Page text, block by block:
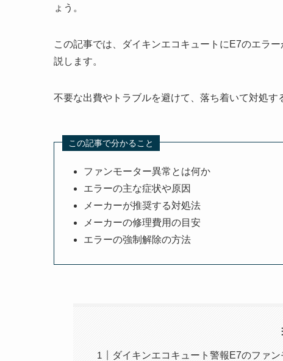
ょう。
この記事では、ダイキンエコキュートにE7のエラ
説します。
不要な出費やトラブルを避けて、落ち着いて対処す
この記事で分かること
ファンモーター異常とは何か
エラーの主な症状や原因
メーカーが推奨する対処法
メーカーの修理費用の目安
エラーの強制解除の方法
ダイキンエコキュート警報E7のファ